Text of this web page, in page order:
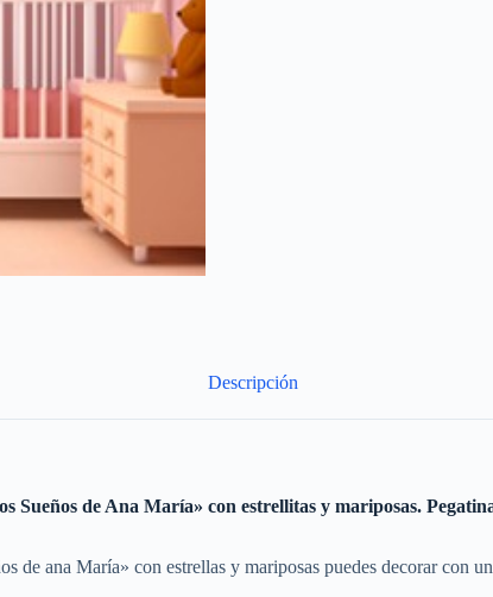
Descripción
Sueños de Ana María» con estrellitas y mariposas.
de ana María» con estrellas y mariposas puedes decorar con